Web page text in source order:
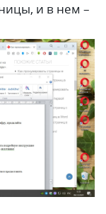
и в нем –